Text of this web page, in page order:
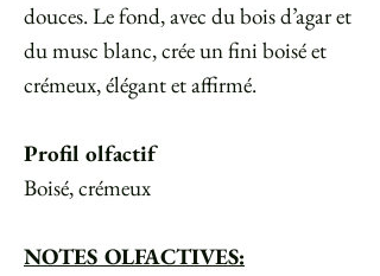
douces. Le fond, avec du bois d’agar et
du musc blanc, crée un fini boisé et
crémeux, élégant et affirmé.
Profil olfactif
Boisé, crémeux
NOTES OLFACTIVES: